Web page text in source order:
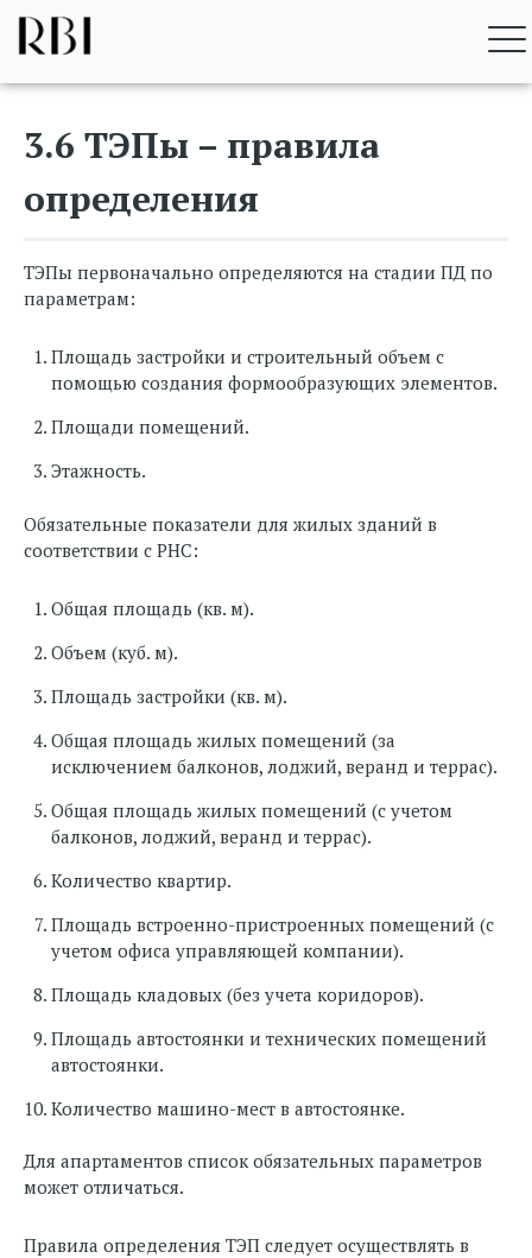
Перейти
содержимому
RBI BIM STANDARD
3.6 ТЭПы – правила
определения
ТЭПы первоначально определяются на стадии ПД по
параметрам:
Площадь застройки и строительный объем с
помощью создания формообразующих элементов.
Площади помещений.
Этажность.
Обязательные показатели для жилых зданий в
соответствии с РНС:
Общая площадь (кв. м).
Объем (куб. м).
Площадь застройки (кв. м).
Общая площадь жилых помещений (за
исключением балконов, лоджий, веранд и террас).
Общая площадь жилых помещений (с учетом
балконов, лоджий, веранд и террас).
Количество квартир.
Площадь встроенно-пристроенных помещений (с
учетом офиса управляющей компании).
Площадь кладовых (без учета коридоров).
Площадь автостоянки и технических помещений
автостоянки.
Количество машино-мест в автостоянке.
Для апартаментов список обязательных параметров
может отличаться.
Правила определения ТЭП следует осуществлять в